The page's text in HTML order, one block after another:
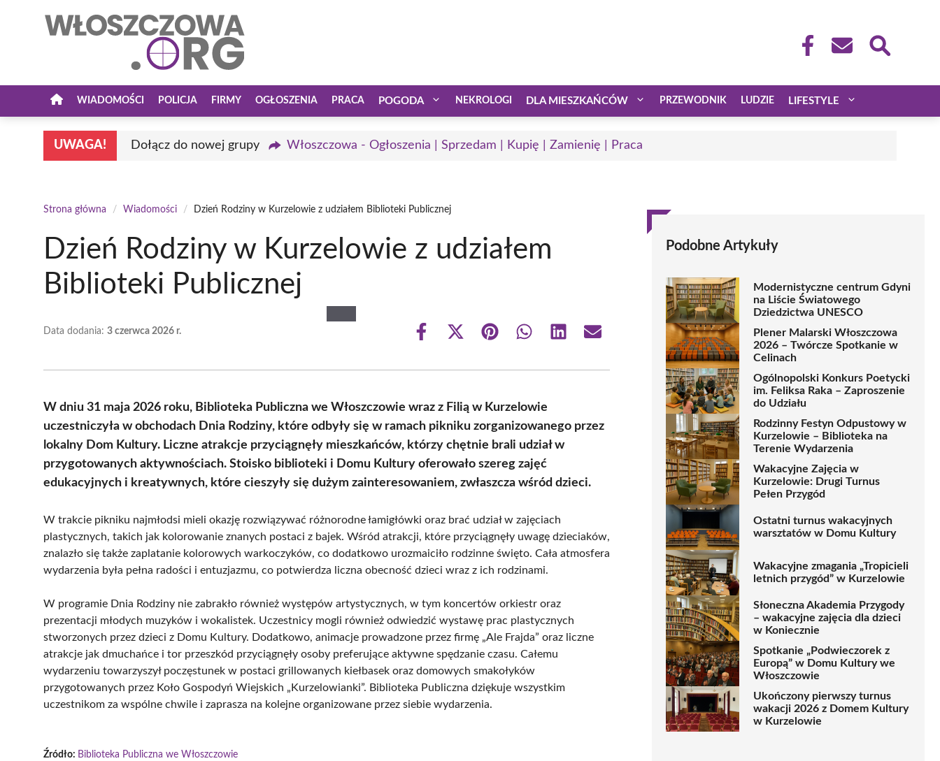
WIADOMOŚCI POLICJA FIRMY OGŁOSZENIA PRACA POGODA NEKROLOGI DLA MIESZKAŃCÓW PRZEWODNIK LUDZIE LIFESTYLE
UWAGA! Dołącz do nowej grupy Włoszczowa - Ogłoszenia | Sprzedam | Kupię | Zamienię | Praca
Strona główna / Wiadomości / Dzień Rodziny w Kurzelowie z udziałem Biblioteki Publicznej
Dzień Rodziny w Kurzelowie z udziałem
Biblioteki Publicznej
Data dodania: 3 czerwca 2026 r.
Share
Share
(Twitter)
Share Share Share Share
W dniu 31 maja 2026 roku, Biblioteka Publiczna we Włoszczowie wraz z Filią w Kurzelowie
uczestniczyła w obchodach Dnia Rodziny, które odbyły się w ramach pikniku zorganizowanego przez
lokalny Dom Kultury. Liczne atrakcje przyciągnęły mieszkańców, którzy chętnie brali udział w
przygotowanych aktywnościach. Stoisko biblioteki i Domu Kultury oferowało szereg zajęć
edukacyjnych i kreatywnych, które cieszyły się dużym zainteresowaniem, zwłaszcza wśród dzieci.
W trakcie pikniku najmłodsi mieli okazję rozwiązywać różnorodne łamigłówki oraz brać udział w zajęciach
plastycznych, takich jak kolorowanie znanych postaci z bajek. Wśród atrakcji, które przyciągnęły uwagę dzieciaków,
znalazło się także zaplatanie kolorowych warkoczyków, co dodatkowo urozmaiciło rodzinne święto. Cała atmosfera
wydarzenia była pełna radości i entuzjazmu, co potwierdza liczna obecność dzieci wraz z ich rodzinami.
W programie Dnia Rodziny nie zabrakło również występów artystycznych, w tym koncertów orkiestr oraz
prezentacji młodych muzyków i wokalistek. Uczestnicy mogli również odwiedzić wystawę prac plastycznych
stworzonych przez dzieci z Domu Kultury. Dodatkowo, animacje prowadzone przez firmę „Ale Frajda” oraz liczne
atrakcje jak dmuchańce i tor przeszkód przyciągnęły osoby preferujące aktywne spędzanie czasu. Całemu
wydarzeniu towarzyszył poczęstunek w postaci grillowanych kiełbasek oraz domowych smakołyków
przygotowanych przez Koło Gospodyń Wiejskich „Kurzelowianki”. Biblioteka Publiczna dziękuje wszystkim
uczestnikom za wspólne chwile i zaprasza na kolejne organizowane przez siebie wydarzenia.
Źródło: Biblioteka Publiczna we Włoszczowie
Podobne Artykuły
Modernistyczne centrum Gdyni
na Liście Światowego
Dziedzictwa UNESCO
Plener Malarski Włoszczowa
2026 – Twórcze Spotkanie w
Celinach
Ogólnopolski Konkurs Poetycki
im. Feliksa Raka – Zaproszenie
do Udziału
Rodzinny Festyn Odpustowy w
Kurzelowie – Biblioteka na
Terenie Wydarzenia
Wakacyjne Zajęcia w
Kurzelowie: Drugi Turnus
Pełen Przygód
Ostatni turnus wakacyjnych
warsztatów w Domu Kultury
Wakacyjne zmagania „Tropicieli
letnich przygód” w Kurzelowie
Słoneczna Akademia Przygody
– wakacyjne zajęcia dla dzieci
w Koniecznie
Spotkanie „Podwieczorek z
Europą” w Domu Kultury we
Włoszczowie
Ukończony pierwszy turnus
wakacji 2026 z Domem Kultury
w Kurzelowie